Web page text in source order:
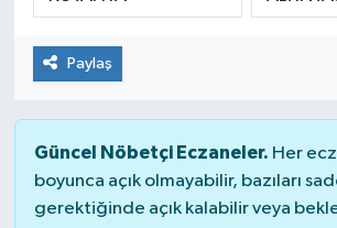
Paylaş
Güncel Nöbetçi Eczaneler. Her
boyunca açık olmayabilir, bazıları
gerektiğinde açık kalabilir veya
ŞİRKET PANO
SÖYLEŞİ
YAŞAM